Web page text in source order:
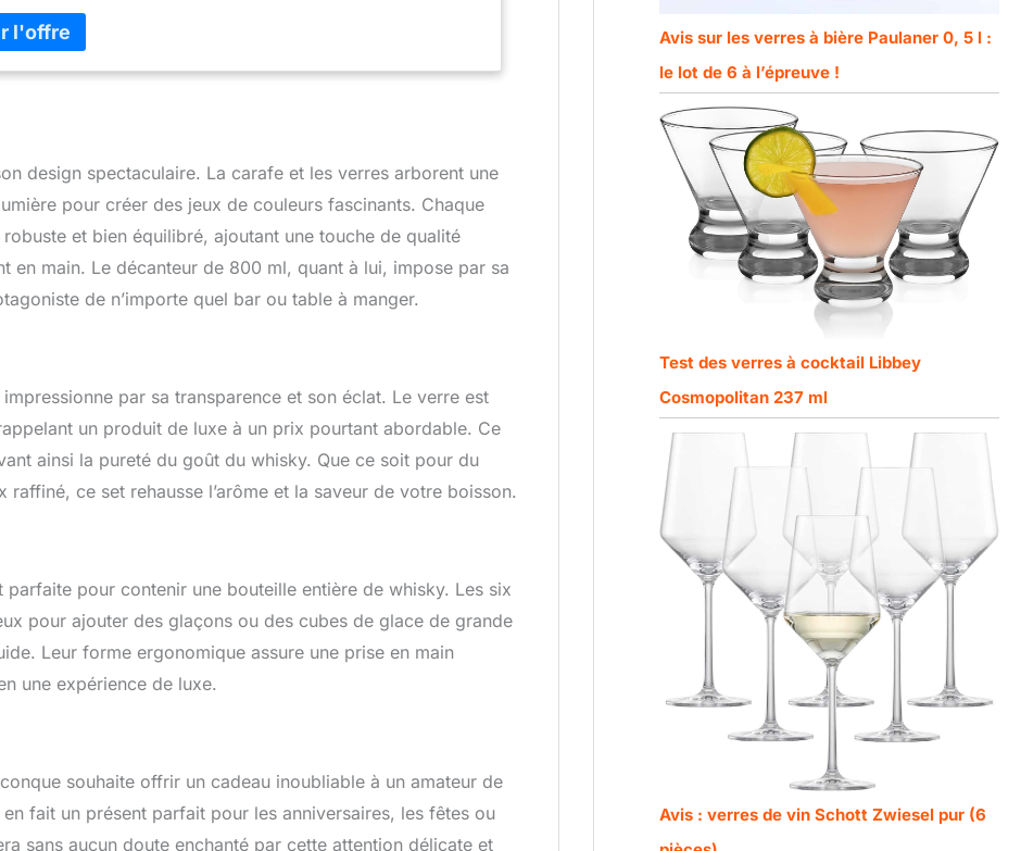
verres à l’ancienne qui ont été magistralement conçus dans
de belle tournure classique, avec distinctif lumière
cristallines détaillant. Perfect pour les réceptions
et d’usage quotidien ; servir et les faire griller votre plus chère
par le plomb comme les autres verres de whisky de
dans un verre qui tient à jour votre profil de toute la saveur des
KANARS whisky coffret est un cadeau majestueux compléter
quel style. Avec un entretien facile main laver ou de lave-
cet ensemble de verrerie de whisky est sûr d’être un précieux
qui est long à se rappeler.
design spectaculaire. La carafe et les verres arborent une
pour créer des jeux de couleurs fascinants. Chaque
et bien équilibré, ajoutant une touche de qualité
en main. Le décanteur de 800 ml, quant à lui, impose par sa
de n’importe quel bar ou table à manger.
par sa transparence et son éclat. Le verre est
un produit de luxe à un prix pourtant abordable. Ce
ainsi la pureté du goût du whisky. Que ce soit pour du
ce set rehausse l’arôme et la saveur de votre boisson.
pour contenir une bouteille entière de whisky. Les six
pour ajouter des glaçons ou des cubes de glace de grande
Leur forme ergonomique assure une prise en main
une expérience de luxe.
souhaite offrir un cadeau inoubliable à un amateur de
fait un présent parfait pour les anniversaires, les fêtes ou
sans aucun doute enchanté par cette attention délicate et
Avis sur les verres à bière Paulaner 0, 5 l :
le lot de 6 à l’épreuve !
Test des verres à cocktail Libbey
Cosmopolitan 237 ml
Avis : verres de vin Schott Zwiesel pur (6